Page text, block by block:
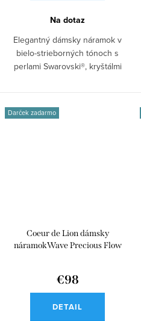
Na dotaz
Elegantný dámsky náramok v
bielo-strieborných tónoch s
perlami Swarovski®, kryštálmi
Darček zadarmo
Coeur de Lion dámsky
náramokWave Precious Flow
€98
DETAIL